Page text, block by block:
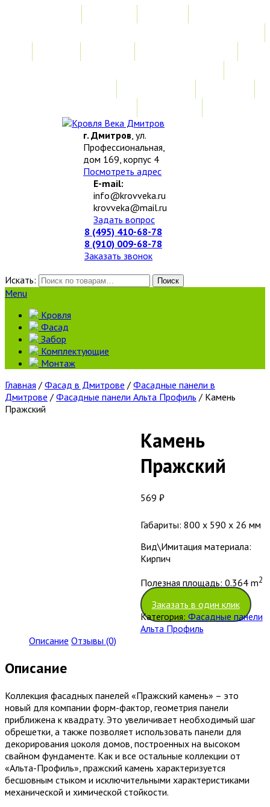
г. Дмитров, ул.
Профессиональная,
дом 169, корпус 4
Посмотреть адрес
E-mail:
info@krovveka.ru
krovveka@mail.ru
Задать вопрос
8 (495) 410-68-78
8 (910) 009-68-78
Заказать звонок
Искать:
Поиск
Menu
Кровля
Фасад
Забор
Комплектующие
Монтаж
Главная / Фасад в Дмитрове / Фасадные панели в
Дмитрове / Фасадные панели Альта Профиль / Камень
Пражский
Камень
Пражский
569 ₽
Габариты: 800 x 590 x 26 мм
Вид\Имитация материала:
Кирпич
Полезная площадь: 0.364 m2
Заказать в один клик
Категория: Фасадные панели
Альта Профиль
Описание Отзывы (0)
Описание
Коллекция фасадных панелей «Пражский камень» – это
новый для компании форм-фактор, геометрия панели
приближена к квадрату. Это увеличивает необходимый шаг
обрешетки, а также позволяет использовать панели для
декорирования цоколя домов, построенных на высоком
свайном фундаменте. Как и все остальные коллекции от
«Альта-Профиль», пражский камень характеризуется
бесшовным стыком и исключительными характеристиками
механической и химической стойкости.